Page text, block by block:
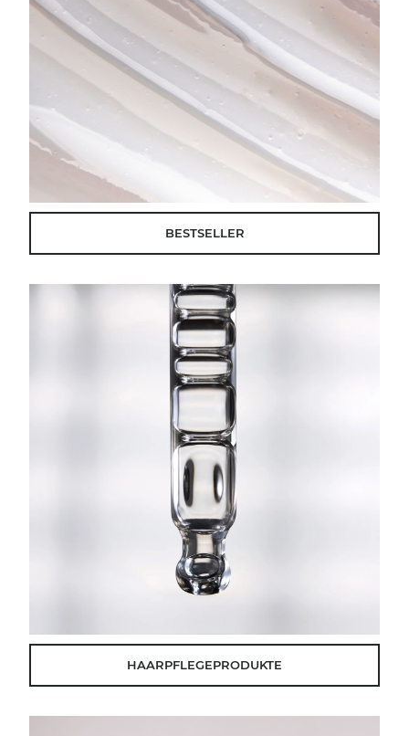
BESTSELLER
HAARPFLEGEPRODUKTE